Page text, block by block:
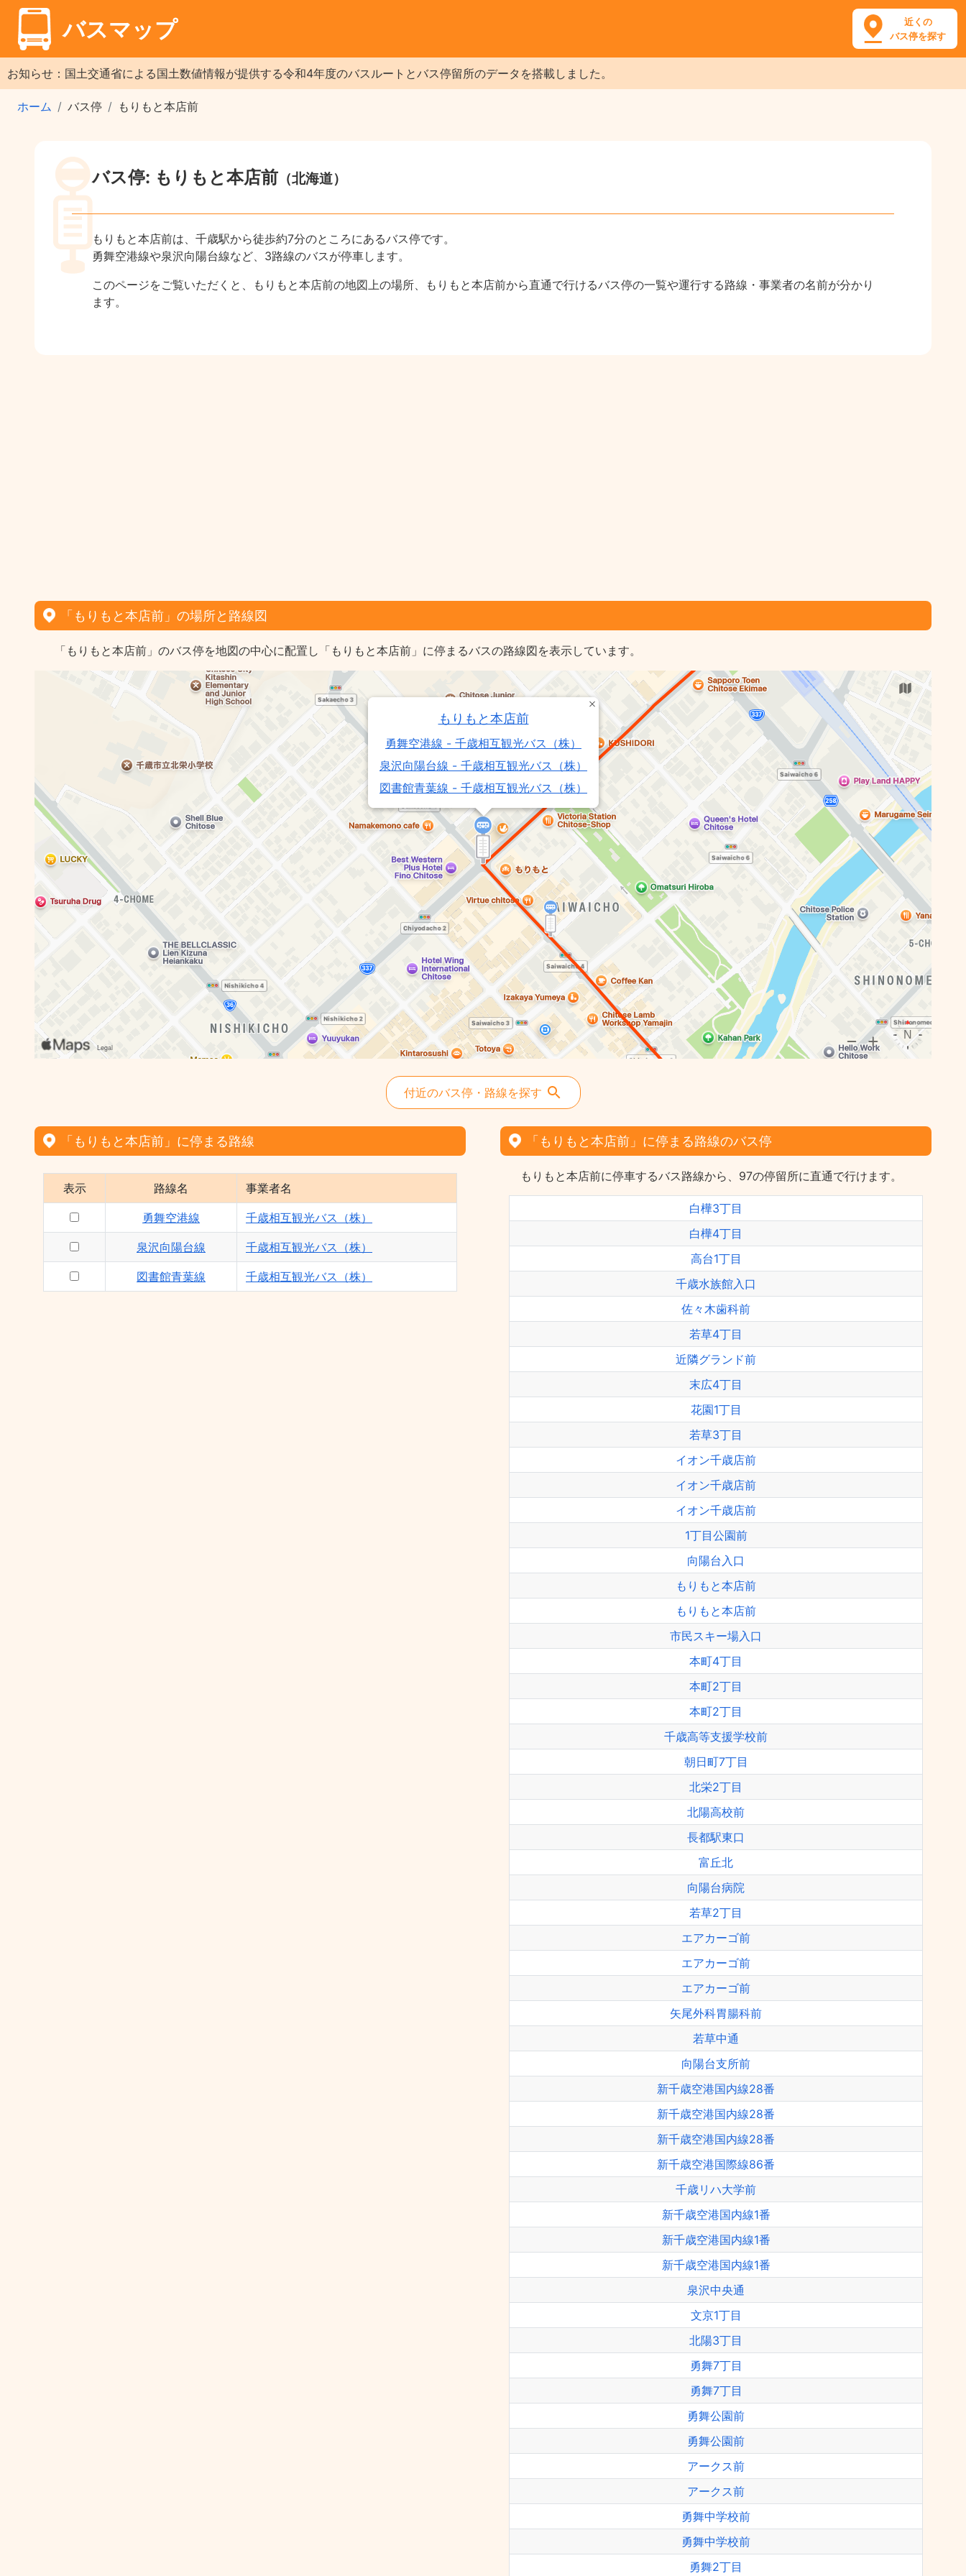
バスマップ
近くの
バス停を探す
お知らせ：国土交通省による国土数値情報が提供する令和4年度のバスルートとバス停留所のデータを搭載しました。
ホーム バス停 もりもと本店前
バス停: もりもと本店前 （北海道）
もりもと本店前は、千歳駅から徒歩約7分のところにあるバス停です。
勇舞空港線や泉沢向陽台線など、3路線のバスが停車します。
このページをご覧いただくと、もりもと本店前の地図上の場所、もりもと本店前から直通で行けるバス停の一覧や運行する路線・事業者の名前が分かり
ます。
「もりもと本店前」の場所と路線図
「もりもと本店前」のバス停を地図の中心に配置し「もりもと本店前」に停まるバスの路線図を表示しています。
もりもと本店前
勇舞空港線 - 千歳相互観光バス（株）
泉沢向陽台線 - 千歳相互観光バス（株）
図書館青葉線 - 千歳相互観光バス（株）
付近のバス停・路線を探す
「もりもと本店前」に停まる路線
表示 路線名 事業者名
勇舞空港線 千歳相互観光バス（株）
泉沢向陽台線 千歳相互観光バス（株）
図書館青葉線 千歳相互観光バス（株）
「もりもと本店前」に停まる路線のバス停
もりもと本店前に停車するバス路線から、97の停留所に直通で行けます。
白樺3丁目
白樺4丁目
高台1丁目
千歳水族館入口
佐々木歯科前
若草4丁目
近隣グランド前
末広4丁目
花園1丁目
若草3丁目
イオン千歳店前
イオン千歳店前
イオン千歳店前
1丁目公園前
向陽台入口
もりもと本店前
もりもと本店前
市民スキー場入口
本町4丁目
本町2丁目
本町2丁目
千歳高等支援学校前
朝日町7丁目
北栄2丁目
北陽高校前
長都駅東口
富丘北
向陽台病院
若草2丁目
エアカーゴ前
エアカーゴ前
エアカーゴ前
矢尾外科胃腸科前
若草中通
向陽台支所前
新千歳空港国内線28番
新千歳空港国内線28番
新千歳空港国内線28番
新千歳空港国際線86番
千歳リハ大学前
新千歳空港国内線1番
新千歳空港国内線1番
新千歳空港国内線1番
泉沢中央通
文京1丁目
北陽3丁目
勇舞7丁目
勇舞7丁目
勇舞公園前
勇舞公園前
アークス前
アークス前
勇舞中学校前
勇舞中学校前
勇舞2丁目